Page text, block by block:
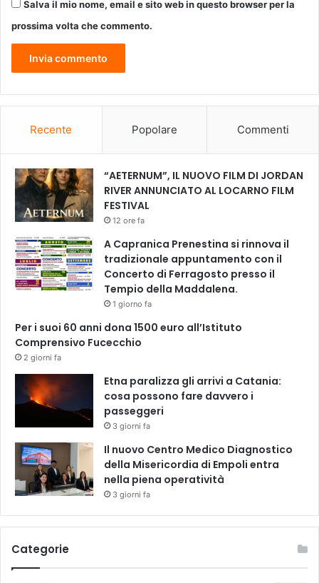
Salva il mio nome, email e sito web in questo browser per la
prossima volta che commento.
Recente Popolare Commenti
“AETERNUM”, IL NUOVO FILM DI JORDAN
RIVER ANNUNCIATO AL LOCARNO FILM
FESTIVAL
12 ore fa
A Capranica Prenestina si rinnova il
tradizionale appuntamento con il
Concerto di Ferragosto presso il
Tempio della Maddalena.
1 giorno fa
Per i suoi 60 anni dona 1500 euro all’Istituto
Comprensivo Fucecchio
2 giorni fa
Etna paralizza gli arrivi a Catania:
cosa possono fare davvero i
passeggeri
3 giorni fa
Il nuovo Centro Medico Diagnostico
della Misericordia di Empoli entra
nella piena operatività
3 giorni fa
Categorie